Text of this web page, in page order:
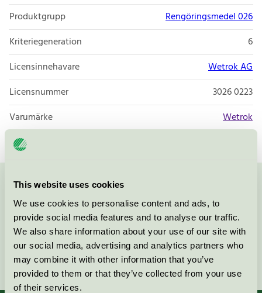
This website uses cookies
We use cookies to personalise content and ads, to
provide social media features and to analyse our traffic.
We also share information about your use of our site with
our social media, advertising and analytics partners who
may combine it with other information that you’ve
provided to them or that they’ve collected from your use
of their services.
Produktgrupp
Rengöringsmedel 026
Kriteriegeneration
6
Licensinnehavare
Wetrok AG
Licensnummer
3026 0223
Varumärke
Wetrok